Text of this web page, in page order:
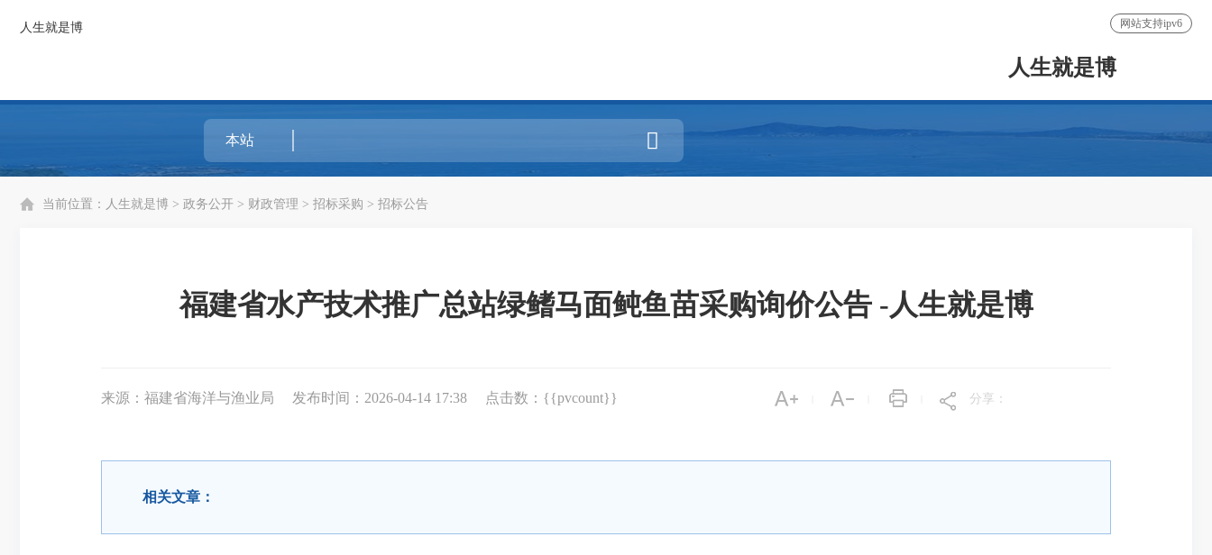
人生就是博 网站支持ipv6
人生就是博

当前位置： 人生就是博 > 政务公开 > 财政管理 > 招标采购 > 招标公告
福建省水产技术推广总站绿鳍马面鲀鱼苗采购询价公告 -人生就是博
来源：福建省海洋与渔业局 发布时间：2026-04-14 17:38 点击数：{{pvcount}} 分享：
相关文章：